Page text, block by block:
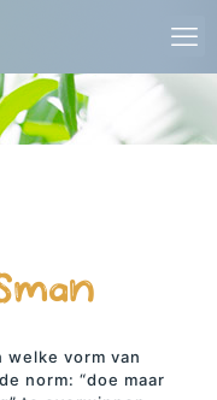
vorm van
norm: “doe maar